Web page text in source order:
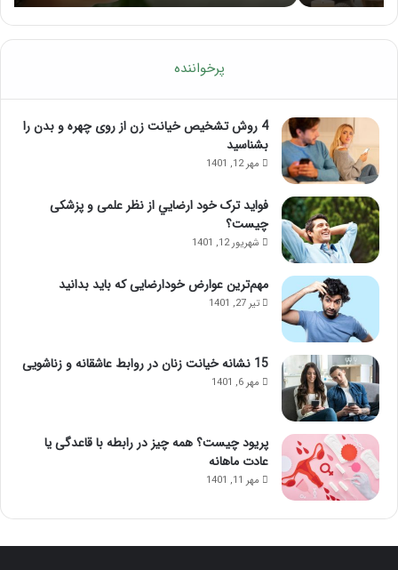
پرخواننده
4 روش تشخیص خیانت زن از روی چهره و بدن را
بشناسید
مهر 12, 1401
فواید ترک خود ارضايي از نظر علمی و پزشکی
چیست؟
شهریور 12, 1401
مهم‌ترین عوارض خودارضایی که باید بدانید
تیر 27, 1401
15 نشانه خیانت زنان در روابط عاشقانه و زناشویی
مهر 6, 1401
پریود چیست؟ همه چیز در رابطه با قاعدگی یا
عادت ماهانه
مهر 11, 1401